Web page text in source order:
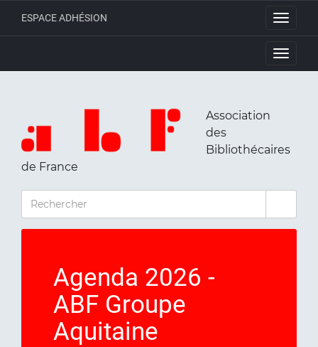
Toggle
ESPACE ADHÉSION
Toggle
Association
des
Bibliothécaires
de France
RECHERCHER
Agenda 2026 -
ABF Groupe
Aquitaine